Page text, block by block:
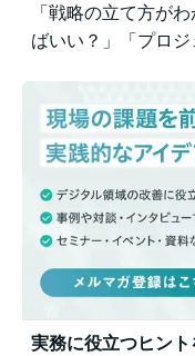
「戦略の立て方が
ばいい？」「プロ
実務に役立つヒン